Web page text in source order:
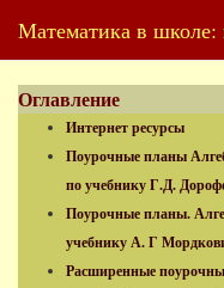
Математика в
Оглавление
Интернет ресурсы
Поурочные планы
по учебнику Г.Д.
Поурочные планы.
учебнику А. Г
Расширенные